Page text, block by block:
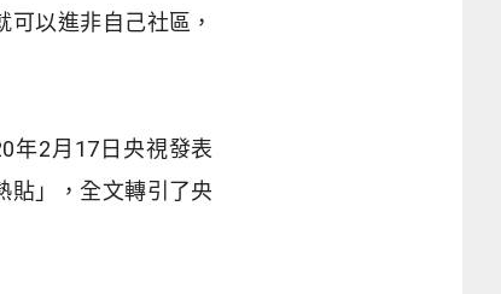
以進非自己社區，
年2月 17日央視發表
貼」，全文轉引了央